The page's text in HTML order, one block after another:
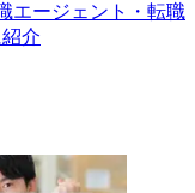
エージェント・転職
介